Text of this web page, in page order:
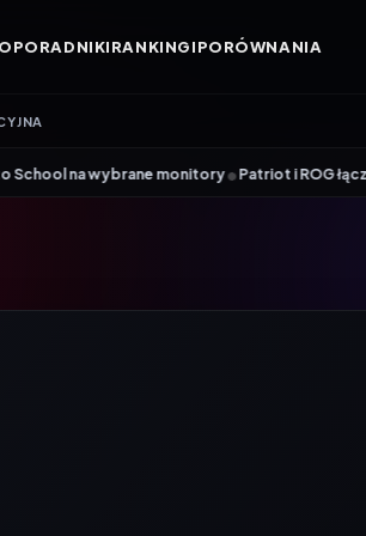
PORADNIKIRANKINGIPORÓWNANIA
monitory•Patriot i ROG łączą siły. Viper